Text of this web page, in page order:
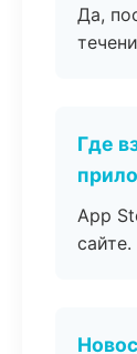
Да,
Где
App
сайте.